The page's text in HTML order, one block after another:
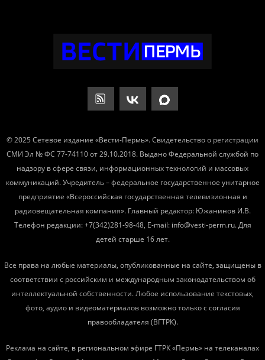
© 2025 Сетевое издание «Вести-Пермь». Свидетельство о регистрации
СМИ Эл № ФС 77-74110 от 29.10.2018. Выдано Федеральной службой по
надзору в сфере связи, информационных технологий и массовых
коммуникаций. Учредитель – федеральное государственное унитарное
предприятие «Всероссийская государственная телевизионная и
радиовещательная компания». Главный редактор: Южанинов И.В.
Телефон редакции: +7(342)281-98-48, E-mail: info@vesti-perm.ru. Для
детей старше 16 лет.
Все права на любые материалы, опубликованные на сайте, защищены в
соответствии с российским и международным законодательством об
интеллектуальной собственности. Любое использование текстовых,
фото, аудио и видеоматериалов возможно только с согласия
правообладателя (ВГТРК).
Реклама на сайте, в региональном эфире ГТРК «Пермь» на телеканалах